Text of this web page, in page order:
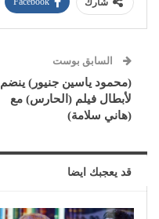
السابق بوست
(محمود ياسين جنيور) ينضم
لأبطال فيلم (الحارس) مع
(هاني سلامة)
قد يعجبك ايضا